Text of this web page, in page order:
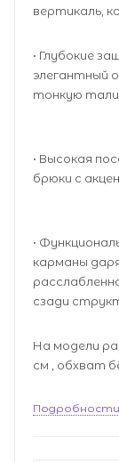
вертикаль,
• Глубокие
элегантный
тонкую
• Высокая
брюки с
•
карманы
сзади
На модели
см , обхват
Подробности